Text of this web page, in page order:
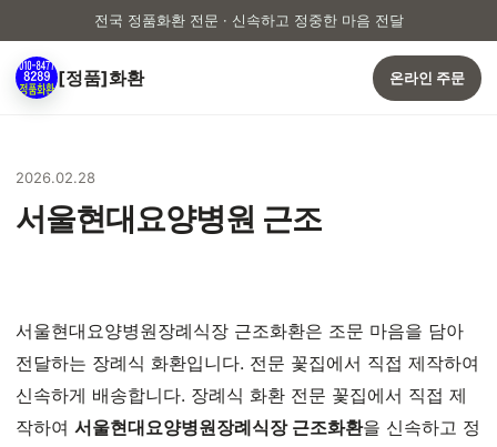
전국 정품화환 전문 · 신속하고 정중한 마음 전달
[정품]화환 온라인 주문
2026.02.28
서울현대요양병원 근조
서울현대요양병원장례식장 근조화환은 조문 마음을 담아
전달하는 장례식 화환입니다. 전문 꽃집에서 직접 제작하여
신속하게 배송합니다. 장례식 화환 전문 꽃집에서 직접 제
작하여 서울현대요양병원장례식장 근조화환을 신속하고 정